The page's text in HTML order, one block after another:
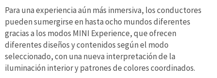
Para una experiencia aún más inmersiva, los conductores
pueden sumergirse en hasta ocho mundos diferentes
gracias a los modos MINI Experience, que ofrecen
diferentes diseños y contenidos según el modo
seleccionado, con una nueva interpretación de la
iluminación interior y patrones de colores coordinados.